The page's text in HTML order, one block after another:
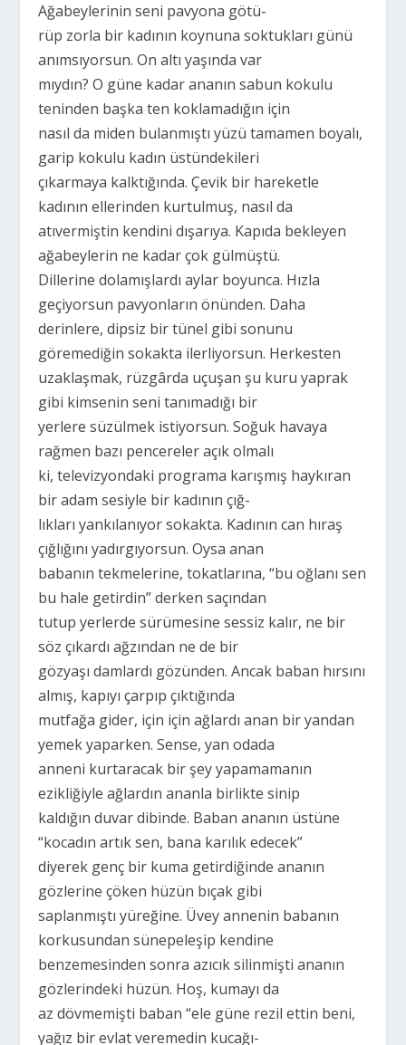
Ağabeylerinin seni pavyona götü-
rüp zorla bir kadının koynuna soktukları günü
anımsıyorsun. On altı yaşında var
mıydın? O güne kadar ananın sabun kokulu
teninden başka ten koklamadığın için
nasıl da miden bulanmıştı yüzü tamamen boyalı,
garip kokulu kadın üstündekileri
çıkarmaya kalktığında. Çevik bir hareketle
kadının ellerinden kurtulmuş, nasıl da
atıvermiştin kendini dışarıya. Kapıda bekleyen
ağabeylerin ne kadar çok gülmüştü.
Dillerine dolamışlardı aylar boyunca. Hızla
geçiyorsun pavyonların önünden. Daha
derinlere, dipsiz bir tünel gibi sonunu
göremediğin sokakta ilerliyorsun. Herkesten
uzaklaşmak, rüzgârda uçuşan şu kuru yaprak
gibi kimsenin seni tanımadığı bir
yerlere süzülmek istiyorsun. Soğuk havaya
rağmen bazı pencereler açık olmalı
ki, televizyondaki programa karışmış haykıran
bir adam sesiyle bir kadının çığ-
lıkları yankılanıyor sokakta. Kadının can hıraş
çığlığını yadırgıyorsun. Oysa anan
babanın tekmelerine, tokatlarına, “bu oğlanı sen
bu hale getirdin” derken saçından
tutup yerlerde sürümesine sessiz kalır, ne bir
söz çıkardı ağzından ne de bir
gözyaşı damlardı gözünden. Ancak baban hırsını
almış, kapıyı çarpıp çıktığında
mutfağa gider, için için ağlardı anan bir yandan
yemek yaparken. Sense, yan odada
anneni kurtaracak bir şey yapamamanın
ezikliğiyle ağlardın ananla birlikte sinip
kaldığın duvar dibinde. Baban ananın üstüne
“kocadın artık sen, bana karılık edecek”
diyerek genç bir kuma getirdiğinde ananın
gözlerine çöken hüzün bıçak gibi
saplanmıştı yüreğine. Üvey annenin babanın
korkusundan sünepeleşip kendine
benzemesinden sonra azıcık silinmişti ananın
gözlerindeki hüzün. Hoş, kumayı da
az dövmemişti baban “ele güne rezil ettin beni,
yağız bir evlat veremedin kucağı-